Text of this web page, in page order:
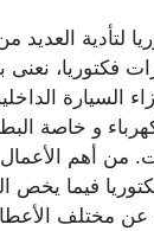
لتأدية العديد
فكتوريا، نعنى
السيارة
و خاصة
من أهم الأعمال
فيما يخص
عن مختلف